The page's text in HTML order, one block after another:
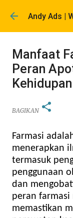
Andy Ads |
Manfaat
Peran
Kehidupan
BAGIKAN
Farmasi
menerapkan
termasuk
penggunaan
dan
peran farmasi
memastikan